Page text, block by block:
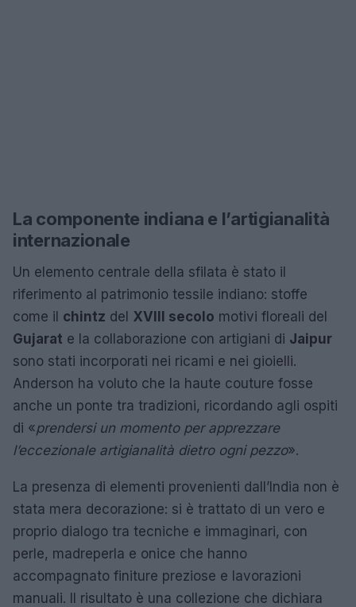
La componente indiana e l’artigianalità
internazionale
Un elemento centrale della sfilata è stato il
riferimento al patrimonio tessile indiano: stoffe
come il chintz del XVIII secolo motivi floreali del
Gujarat e la collaborazione con artigiani di Jaipur
sono stati incorporati nei ricami e nei gioielli.
Anderson ha voluto che la haute couture fosse
anche un ponte tra tradizioni, ricordando agli ospiti
di «prendersi un momento per apprezzare
l’eccezionale artigianalità dietro ogni pezzo».
La presenza di elementi provenienti dall’India non è
stata mera decorazione: si è trattato di un vero e
proprio dialogo tra tecniche e immaginari, con
perle, madreperla e onice che hanno
accompagnato finiture preziose e lavorazioni
manuali. Il risultato è una collezione che dichiara